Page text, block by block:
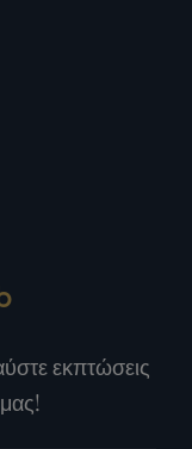
εκπτώσεις